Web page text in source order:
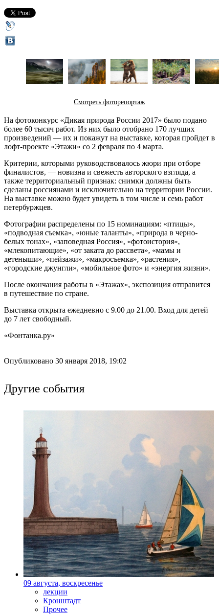
Смотреть фоторепортаж
На фотоконкурс «Дикая природа России 2017» было подано
более 60 тысяч работ. Из них было отобрано 170 лучших
произведений — их и покажут на выставке, которая пройдет в
лофт-проекте «Этажи» со 2 февраля по 4 марта.
Критерии, которыми руководствовалось жюри при отборе
финалистов, — новизна и свежесть авторского взгляда, а
также территориальный признак: снимки должны быть
сделаны россиянами и исключительно на территории России.
На выставке можно будет увидеть в том числе и семь работ
петербуржцев.
Фотографии распределены по 15 номинациям: «птицы»,
«подводная съемка», «юные таланты», «природа в черно-
белых тонах», «заповедная Россия», «фотоистория»,
«млекопитающие», «от заката до рассвета», «мамы и
детеныши», «пейзажи», «макросъемка», «растения»,
«городские джунгли», «мобильное фото» и «энергия жизни».
После окончания работы в «Этажах», экспозиция отправится
в путешествие по стране.
Выставка открыта ежедневно с 9.00 до 21.00. Вход для детей
до 7 лет свободный.
«Фонтанка.ру»
Опубликовано 30 января 2018, 19:02
Другие события
09 августа, воскресенье
лекции
Кронштадт
Прочее